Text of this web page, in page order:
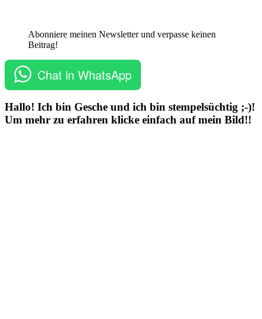
Abonniere meinen Newsletter und verpasse keinen
Beitrag!
Chat in WhatsApp
Hallo! Ich bin Gesche und ich bin stempelsüchtig ;-)!
Um mehr zu erfahren klicke einfach auf mein Bild!!